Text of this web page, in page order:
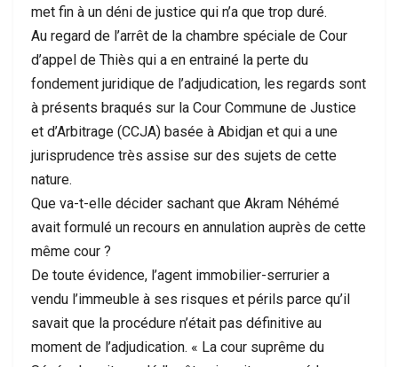
met fin à un déni de justice qui n’a que trop duré.
Au regard de l’arrêt de la chambre spéciale de Cour
d’appel de Thiès qui a en entrainé la perte du
fondement juridique de l’adjudication, les regards sont
à présents braqués sur la Cour Commune de Justice
et d’Arbitrage (CCJA) basée à Abidjan et qui a une
jurisprudence très assise sur des sujets de cette
nature.
Que va-t-elle décider sachant que Akram Néhémé
avait formulé un recours en annulation auprès de cette
même cour ?
De toute évidence, l’agent immobilier-serrurier a
vendu l’immeuble à ses risques et périls parce qu’il
savait que la procédure n’était pas définitive au
moment de l’adjudication. « La cour suprême du